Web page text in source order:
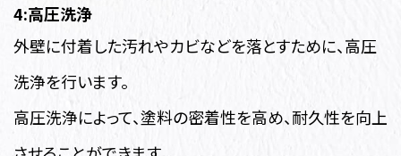
4:高圧洗浄
外壁に付着した汚れやカビなどを落とすために、高圧
洗浄を行います。
高圧洗浄によって、塗料の密着性を高め、耐久性を向上